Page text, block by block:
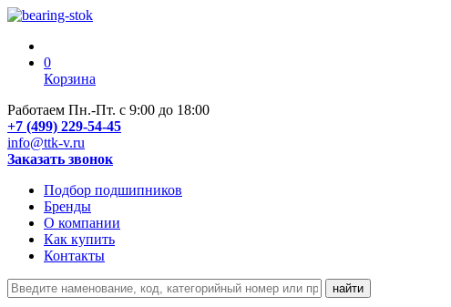
0
Корзина
Работаем Пн.-Пт. с 9:00 до 18:00
+7 (499) 229-54-45
info@ttk-v.ru
Заказать звонок
Подбор подшипников
Бренды
О компании
Как купить
Контакты